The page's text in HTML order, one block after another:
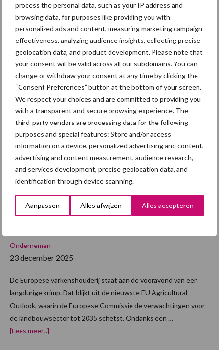
process the personal data, such as your IP address and
browsing data, for purposes like providing you with
personalized ads and content, measuring marketing campaign
effectiveness, analyzing audience insights, collecting precise
geolocation data, and product development. Please note that
your consent will be valid across all our subdomains. You can
change or withdraw your consent at any time by clicking the
“Consent Preferences” button at the bottom of your screen.
We respect your choices and are committed to providing you
with a transparent and secure browsing experience. The
third-party vendors are processing data for the following
purposes and special features: Store and/or access
information on a device, personalized advertising and content,
advertising and content measurement, audience research,
and services development, precise geolocation data, and
identification through device scanning.
Aanpassen Alles afwijzen Alles accepteren
De Europese varkensmarkt start 2026 met forse uitdagingen: de
prijzen zijn gedaald door Afrikaanse varkenspest in Spanje en
handelsbeperkingen vergroten het aanbod. Met een hogere
productie in de EU dan vorig jaar is de impact …
[Lees meer...]
begint
aan
2026
EU-
vark
ensh
oude
rij:
groe
i zit niet langer in
volume
Ondernemen
23 december 2025
De Europese varkenshouderij staat aan de vooravond van een
langdurige krimp. Dat blijkt uit de nieuwste EU Agricultural
Outlook, waarin de Europese Commissie de verwachtingen voor
de landbouwsector tot 2035 schetst. Ondanks een …
[Lees meer...]